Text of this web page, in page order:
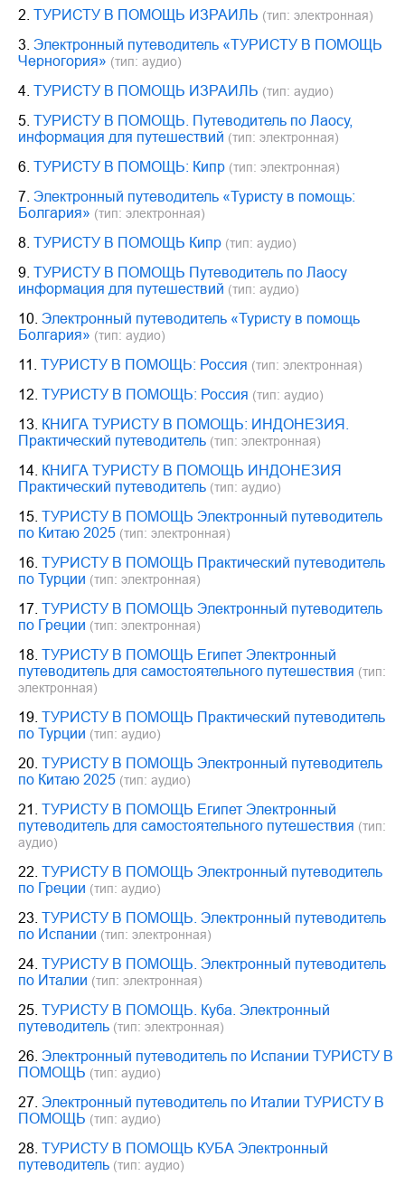
2. ТУРИСТУ В ПОМОЩЬ ИЗРАИЛЬ (тип: электронная)
3. Электронный путеводитель «ТУРИСТУ В ПОМОЩЬ
Черногория» (тип: аудио)
4. ТУРИСТУ В ПОМОЩЬ ИЗРАИЛЬ (тип: аудио)
5. ТУРИСТУ В ПОМОЩЬ. Путеводитель по Лаосу,
информация для путешествий (тип: электронная)
6. ТУРИСТУ В ПОМОЩЬ: Кипр (тип: электронная)
7. Электронный путеводитель «Туристу в помощь:
Болгария» (тип: электронная)
8. ТУРИСТУ В ПОМОЩЬ Кипр (тип: аудио)
9. ТУРИСТУ В ПОМОЩЬ Путеводитель по Лаосу
информация для путешествий (тип: аудио)
10. Электронный путеводитель «Туристу в помощь
Болгария» (тип: аудио)
11. ТУРИСТУ В ПОМОЩЬ: Россия (тип: электронная)
12. ТУРИСТУ В ПОМОЩЬ: Россия (тип: аудио)
13. КНИГА ТУРИСТУ В ПОМОЩЬ: ИНДОНЕЗИЯ.
Практический путеводитель (тип: электронная)
14. КНИГА ТУРИСТУ В ПОМОЩЬ ИНДОНЕЗИЯ
Практический путеводитель (тип: аудио)
15. ТУРИСТУ В ПОМОЩЬ Электронный путеводитель
по Китаю 2025 (тип: электронная)
16. ТУРИСТУ В ПОМОЩЬ Практический путеводитель
по Турции (тип: электронная)
17. ТУРИСТУ В ПОМОЩЬ Электронный путеводитель
по Греции (тип: электронная)
18. ТУРИСТУ В ПОМОЩЬ Египет Электронный
путеводитель для самостоятельного путешествия (тип:
электронная)
19. ТУРИСТУ В ПОМОЩЬ Практический путеводитель
по Турции (тип: аудио)
20. ТУРИСТУ В ПОМОЩЬ Электронный путеводитель
по Китаю 2025 (тип: аудио)
21. ТУРИСТУ В ПОМОЩЬ Египет Электронный
путеводитель для самостоятельного путешествия (тип:
аудио)
22. ТУРИСТУ В ПОМОЩЬ Электронный путеводитель
по Греции (тип: аудио)
23. ТУРИСТУ В ПОМОЩЬ. Электронный путеводитель
по Испании (тип: электронная)
24. ТУРИСТУ В ПОМОЩЬ. Электронный путеводитель
по Италии (тип: электронная)
25. ТУРИСТУ В ПОМОЩЬ. Куба. Электронный
путеводитель (тип: электронная)
26. Электронный путеводитель по Испании ТУРИСТУ В
ПОМОЩЬ (тип: аудио)
27. Электронный путеводитель по Италии ТУРИСТУ В
ПОМОЩЬ (тип: аудио)
28. ТУРИСТУ В ПОМОЩЬ КУБА Электронный
путеводитель (тип: аудио)